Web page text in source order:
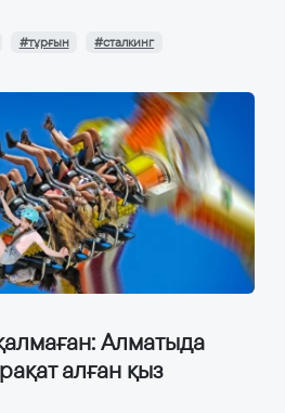
#тұрғын #сталкинг
Алматыда
алған қыз